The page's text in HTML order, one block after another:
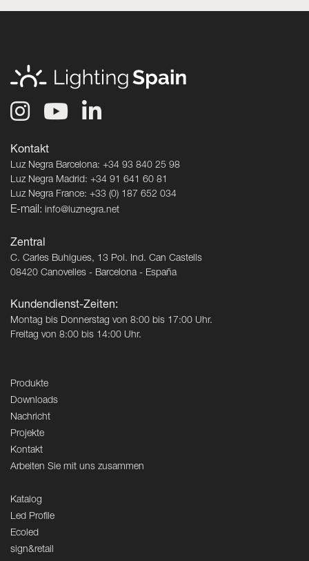
Kontakt
Luz Negra Barcelona: +34 93 840 25 98
Luz Negra Madrid: +34 91 641 60 81
Luz Negra France: +33 (0) 187 652 034
E-mail: info@luznegra.net
Zentral
C. Carles Buhigues, 13 Pol. Ind. Can Castells
08420 Canovelles - Barcelona - España
Kundendienst-Zeiten:
Montag bis Donnerstag von 8:00 bis 17:00 Uhr.
Freitag von 8:00 bis 14:00 Uhr.
Produkte
Downloads
Nachricht
Projekte
Kontakt
Arbeiten Sie mit uns zusammen
Katalog
Led Profile
Ecoled
sign&retail